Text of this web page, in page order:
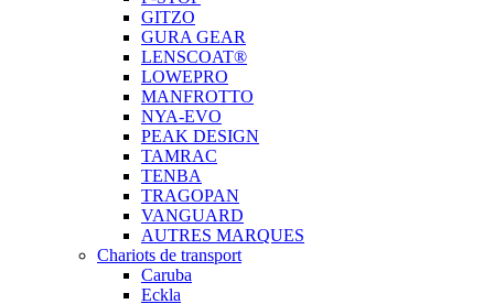
GITZO
GURA GEAR
LENSCOAT®
LOWEPRO
MANFROTTO
NYA-EVO
PEAK DESIGN
TAMRAC
TENBA
TRAGOPAN
VANGUARD
AUTRES MARQUES
Chariots de transport
Caruba
Eckla